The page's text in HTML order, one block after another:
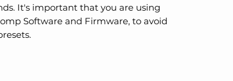
It's important that you are using
Software and Firmware, to avoid